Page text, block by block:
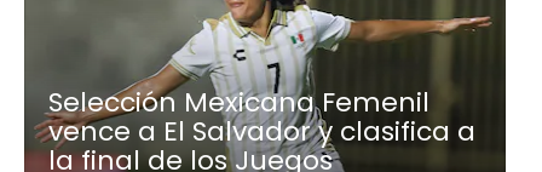
Selección Mexicana Femenil
vence a El Salvador y clasifica a
la final de los Juegos